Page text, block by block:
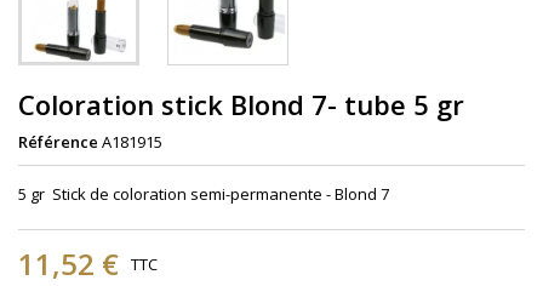
Coloration stick Blond 7- tube 5 gr
Référence A181915
5 gr Stick de coloration semi-permanente - Blond 7
11,52 € TTC